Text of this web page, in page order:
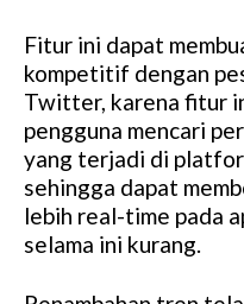
Fitur ini dapat
kompetitif dengan
Twitter, karena fitur
pengguna mencari
yang terjadi di
sehingga dapat
lebih real-time pada
selama ini kurang.